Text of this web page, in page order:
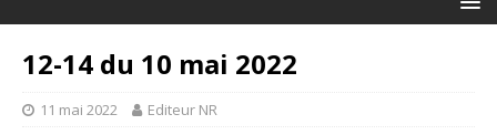
12-14 du 10 mai 2022
11 mai 2022 Editeur NR